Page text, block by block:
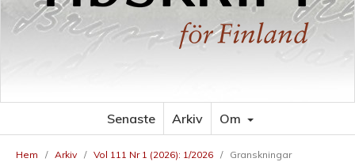
Senaste Arkiv Om
Hem / Arkiv / Vol 111 Nr 1 (2026): 1/2026 / Granskningar